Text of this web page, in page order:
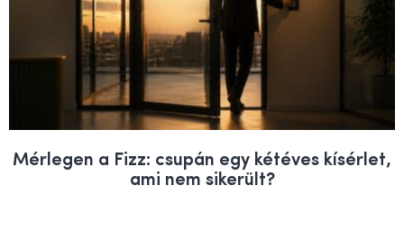
Mérlegen a Fizz: csupán egy kétéves kísérlet,
ami nem sikerült?